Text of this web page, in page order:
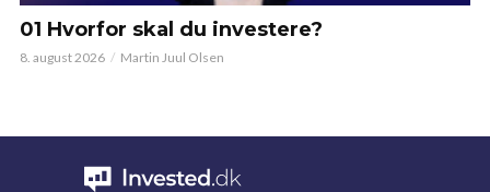
01 Hvorfor skal du investere?
8. august 2026 Martin Juul Olsen